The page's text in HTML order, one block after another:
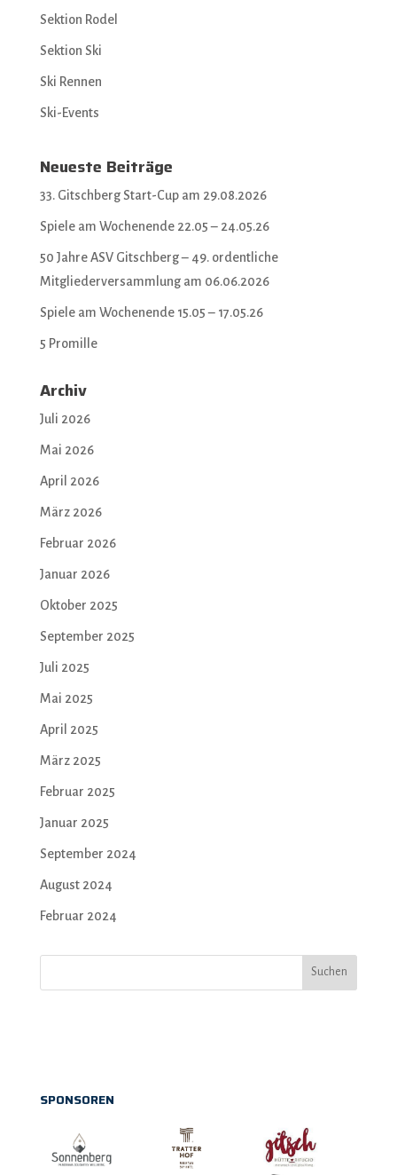
Sektion Rodel
Sektion Ski
Ski Rennen
Ski-Events
Neueste Beiträge
33. Gitschberg Start-Cup am 29.08.2026
Spiele am Wochenende 22.05 – 24.05.26
50 Jahre ASV Gitschberg – 49. ordentliche
Mitgliederversammlung am 06.06.2026
Spiele am Wochenende 15.05 – 17.05.26
5 Promille
Archiv
Juli 2026
Mai 2026
April 2026
März 2026
Februar 2026
Januar 2026
Oktober 2025
September 2025
Juli 2025
Mai 2025
April 2025
März 2025
Februar 2025
Januar 2025
September 2024
August 2024
Februar 2024
Suchen
SPONSOREN